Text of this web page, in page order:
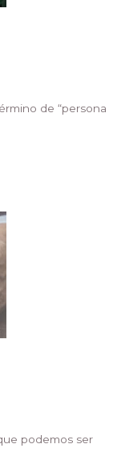
de “persona
podemos ser